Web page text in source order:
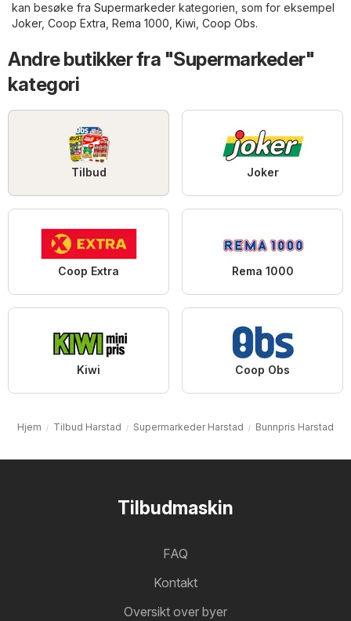
kan besøke fra Supermarkeder kategorien, som for eksempel
Joker, Coop Extra, Rema 1000, Kiwi, Coop Obs.
Andre butikker fra "Supermarkeder"
kategori
Tilbud Joker
Coop Extra Rema 1000
Kiwi Coop Obs
Hjem Tilbud Harstad Supermarkeder Harstad Bunnpris Harstad
Tilbudmaskin
FAQ
Kontakt
Oversikt over byer